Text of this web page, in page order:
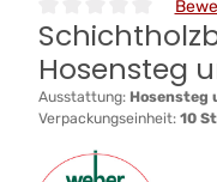
Durchschnittliche
Hosensteg
Ausstattung: Hosensteg
Verpackungseinheit: 10